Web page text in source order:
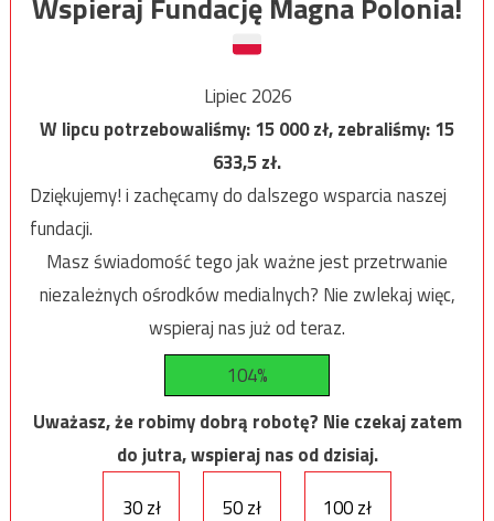
Wspieraj Fundację Magna Polonia!
Lipiec 2026
W lipcu potrzebowaliśmy:15 000zł, zebraliśmy:15
633,5zł.
Dziękujemy! i zachęcamy do dalszego wsparcia naszej
fundacji.
Masz świadomość tego jak ważne jest przetrwanie
niezależnych ośrodków medialnych? Nie zwlekaj więc,
wspieraj nas już od teraz.
104%
Uważasz, że robimy dobrą robotę? Nie czekaj zatem
do jutra, wspieraj nas od dzisiaj.
30 zł
50 zł 100 zł